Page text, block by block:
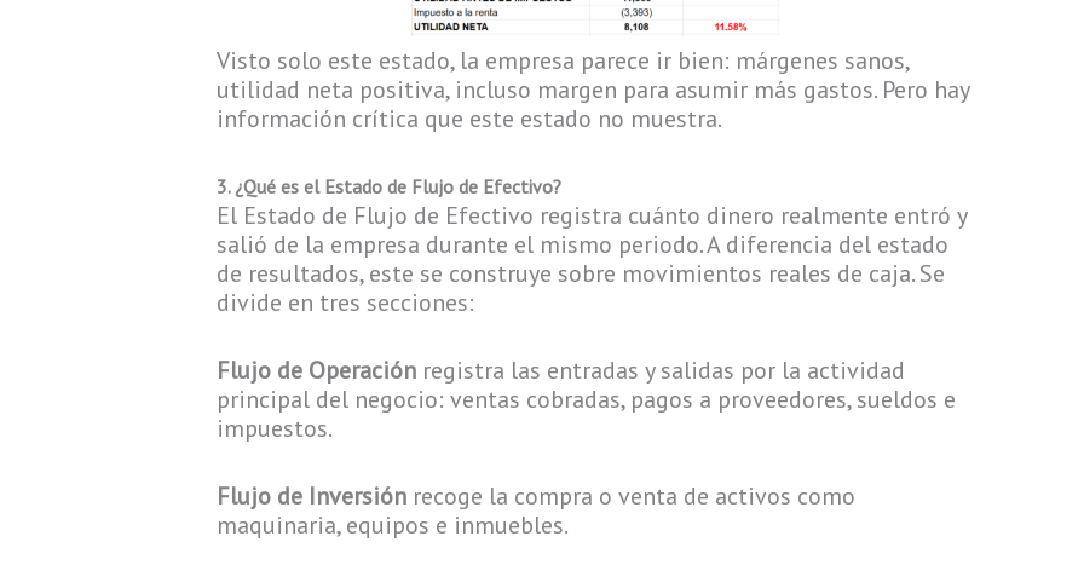
Visto solo este estado, la empresa parece ir bien: márgenes sanos,
utilidad neta positiva, incluso margen para asumir más gastos. Pero hay
información crítica que este estado no muestra.
3. ¿Qué es el Estado de Flujo de Efectivo?
El Estado de Flujo de Efectivo registra cuánto dinero realmente entró y
salió de la empresa durante el mismo periodo. A diferencia del estado
de resultados, este se construye sobre movimientos reales de caja. Se
divide en tres secciones:
Flujo de Operaciónregistra las entradas y salidas por la actividad
principal del negocio: ventas cobradas, pagos a proveedores, sueldos e
impuestos.
Flujo de Inversiónrecoge la compra o venta de activos como
maquinaria, equipos e inmuebles.